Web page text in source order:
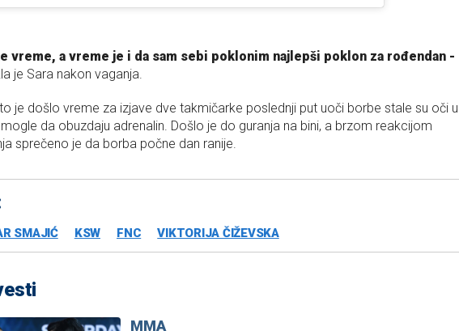
vreme, a vreme je i da sam sebi poklonim najlepši poklon za rođendan -
je Sara nakon vaganja.
je došlo vreme za izjave dve takmičarke poslednji put uoči borbe stale su oči u
mogle da obuzdaju adrenalin. Došlo je do guranja na bini, a brzom reakcijom
sprečeno je da borba počne dan ranije.
SMAJIĆ KSW FNC VIKTORIJA ČIŽEVSKA
MMA